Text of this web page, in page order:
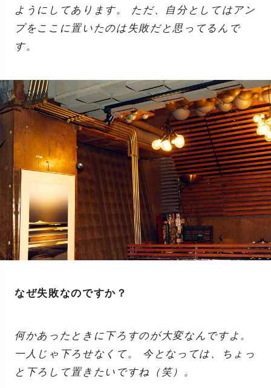
ようにしてあります。 ただ、自分としてはアン
プをここに置いたのは失敗だと思ってるんで
す。
なぜ失敗なのですか？
何かあったときに下ろすのが大変なんですよ。
一人じゃ下ろせなくて。 今となっては、ちょっ
と下ろして置きたいですね（笑）。